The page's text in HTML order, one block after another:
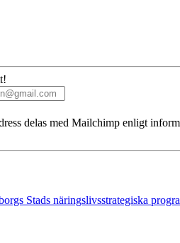
delas med Mailchimp enligt
Stads näringslivsstrategiska